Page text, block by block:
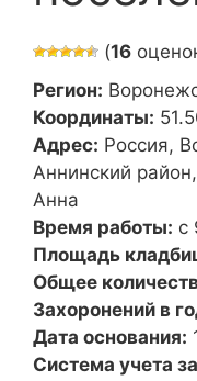
(16
Регион:
Координаты:
Адрес: Россия,
Аннинский
Анна
Время работы: с
Площадь
Общее
Захоронений в
Дата основания:
Система учета